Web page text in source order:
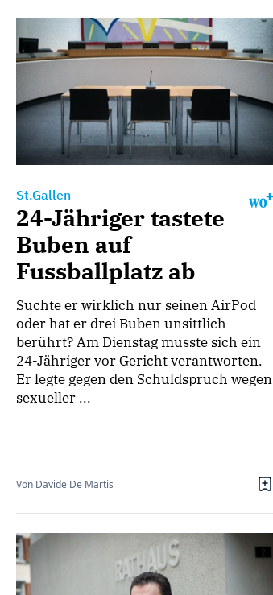
St.Gallen
24-Jähriger tastete
Buben auf
Fussballplatz ab
Suchte er wirklich nur seinen AirPod
oder hat er drei Buben unsittlich
berührt? Am Dienstag musste sich ein
24-Jähriger vor Gericht verantworten.
Er legte gegen den Schuldspruch wegen
sexueller ...
Von Davide De Martis